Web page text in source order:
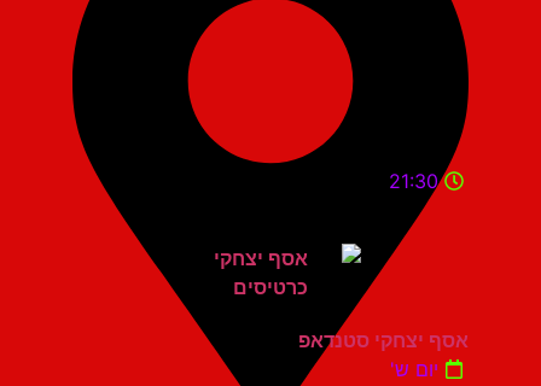
21:30
אסף יצחקי סטנדאפ
יום ש'